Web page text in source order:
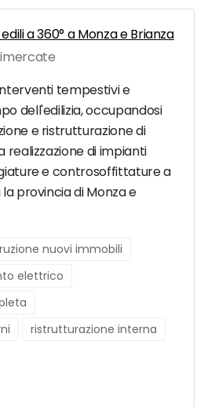
a 360° a Monza e Brianza
tempestivi e
dell'edilizia, occupandosi
e ristrutturazione di
realizzazione di impianti
e controsoffittature a
provincia di Monza e
nuovi immobili
elettrico
ristrutturazione interna